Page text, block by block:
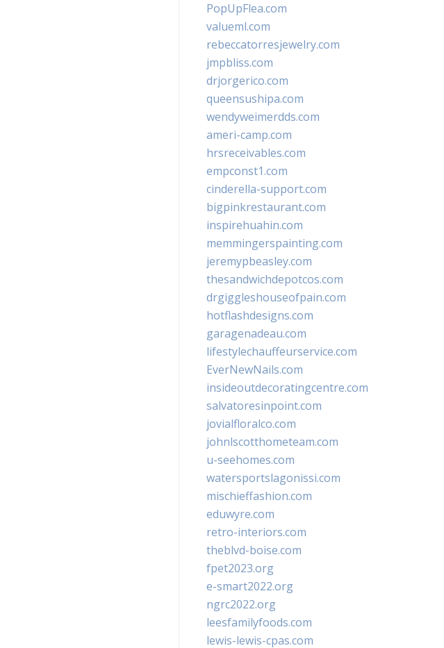
PopUpFlea.com
valueml.com
rebeccatorresjewelry.com
jmpbliss.com
drjorgerico.com
queensushipa.com
wendyweimerdds.com
ameri-camp.com
hrsreceivables.com
empconst1.com
cinderella-support.com
bigpinkrestaurant.com
inspirehuahin.com
memmingerspainting.com
jeremypbeasley.com
thesandwichdepotcos.com
drgiggleshouseofpain.com
hotflashdesigns.com
garagenadeau.com
lifestylechauffeurservice.com
EverNewNails.com
insideoutdecoratingcentre.com
salvatoresinpoint.com
jovialfloralco.com
johnlscotthometeam.com
u-seehomes.com
watersportslagonissi.com
mischieffashion.com
eduwyre.com
retro-interiors.com
theblvd-boise.com
fpet2023.org
e-smart2022.org
ngrc2022.org
leesfamilyfoods.com
lewis-lewis-cpas.com